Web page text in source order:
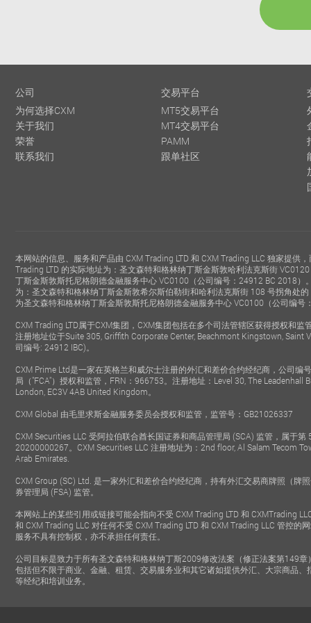
公司
为何选择CXM
关于我们
荣誉
联系我们
交易平台
MT5交易平台
MT4交易平台
PAMM
跟单社区
本网站的信息、服务和产品由 CXM Trading LTD 和 CXM Trading LLC 独家提供
Trading LTD 的实际地址为：圣文森特和格林纳丁斯金斯敦哈利法克斯街
丁斯金斯敦斯托尼格朗德金融服务中心 VC0100（公司编号：24912 BC 2018）
为：圣文森特和格林纳丁斯金斯敦希尔斯伯勒街和哈利法克斯街 108 号拐角处
为圣文森特和格林纳丁斯金斯敦斯托尼格朗德金融服务中心 VC0100（公司编号
CXM Trading LTD属于CXM集团，CXM集团包括在多个司法管辖区获得授权和监
注册地址位于Suite 305, Griffith Corporate Center, Beachmont Kingstown, Saint
司编号: 24912 IBC)。
CXM Prime Ltd是一家在英格兰和威尔士注册的外汇和差价合约经纪商，公司编
局（"FCA"）授权和监管，FRN：966753。注册地址：Level 30, The Leadenhall
London, EC3V 4AB United Kingdom。
CXM Global 由毛里求斯金融服务委员会授权和监管，监管号：GB21026337
CXM Securities LLC 受阿拉伯联合酋长国证券和商品管理局 (SCA) 监管，属于第
20200000267。CXM Securities LLC 注册地址为：2nd floor, Al Salam Tecom
Arab Emirates.
CXM Group (SC) Ltd. 是一家外汇和差价合约经纪商，持有外汇交易商牌照（牌
券管理局 (FSA) 监管。
本网站上的某些引用或链接可能会指向不受 CXM Trading LTD 和 CXMTrading
和 CXM Trading LLC 对任何不受 CXM Trading LTD 和 CXM Trading LLC 管控的
服务不具有控制权，亦不承担任何责任。
公司目标是致力于所有圣文森特和格林纳丁斯2009修改法案（修正法案第149
包括但不限于商业、金融、租赁、交易服务业和其它诸如提供外汇、大宗商品、
等经纪和培训业务。
MOST INFLUENTIAL
BROKER
FASTEST GROWING